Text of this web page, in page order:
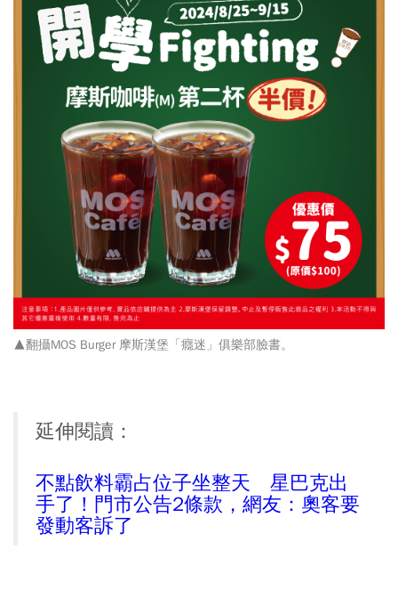
▲翻攝MOS Burger 摩斯漢堡「癮迷」俱樂部臉書。
延伸閱讀：
不點飲料霸占位子坐整天 星巴克出
手了！門市公告2條款，網友：奧客要
發動客訴了